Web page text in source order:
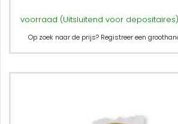
voorraad (Uitsluitend voor depositaires)
Op zoek naar de prijs? Registreer een